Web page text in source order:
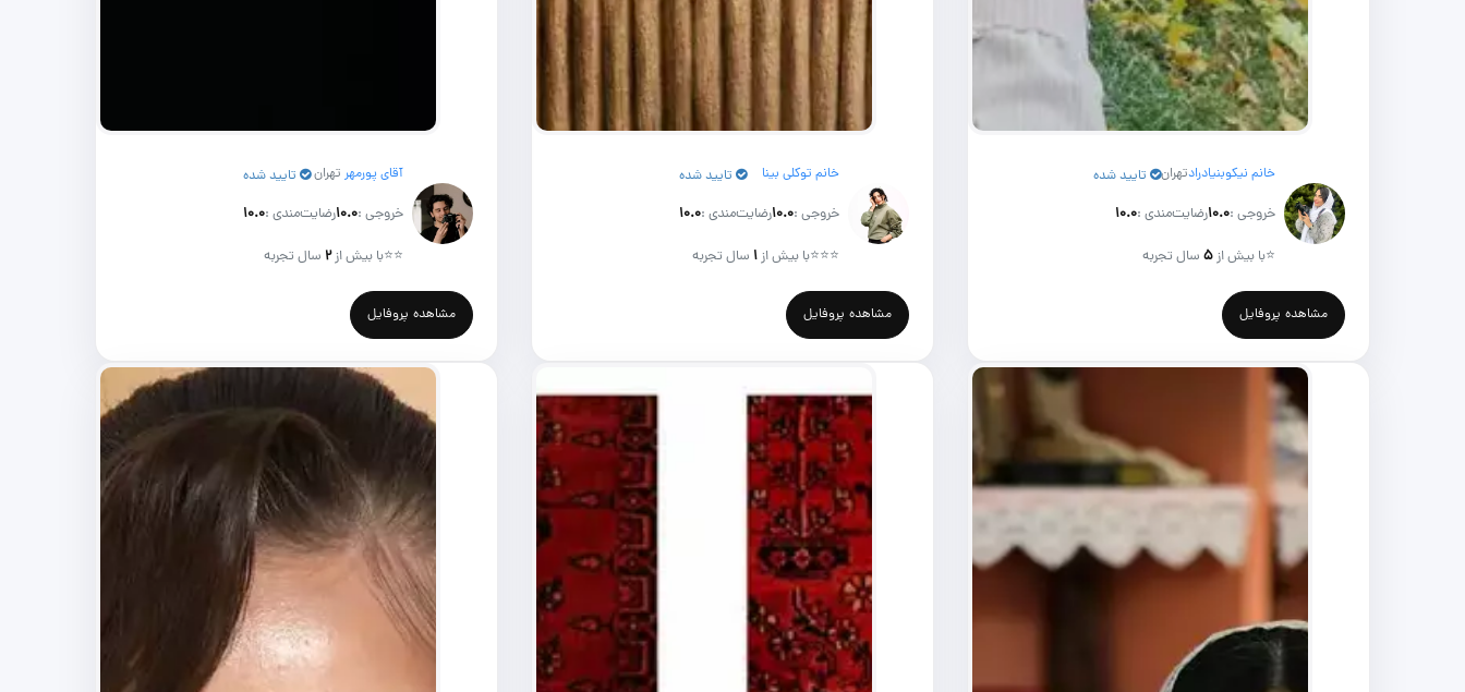
خانم نیکوبنیادرادتهران تایید شده
خروجی :۱۰.۰رضایت‌مندی :۱۰.۰
⭐با بیش از۵سال تجربه
مشاهده پروفایل
خانم توکلی بینا تایید شده
خروجی :۱۰.۰رضایت‌مندی :۱۰.۰
⭐⭐⭐با بیش از۱ سال تجربه
مشاهده پروفایل
آقای پورمهر تهران تایید شده
خروجی :۱۰.۰رضایت‌مندی :۱۰.۰
⭐⭐با بیش از۲ سال تجربه
مشاهده پروفایل